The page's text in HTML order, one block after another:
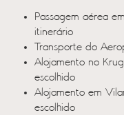
Passagem aérea
itinerário
Transporte do
Alojamento no
escolhido
Alojamento em
escolhido